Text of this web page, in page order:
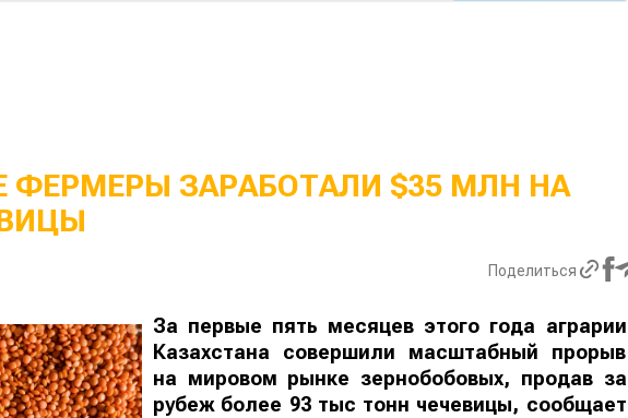
ФЕРМЕРЫ ЗАРАБОТАЛИ $35 МЛН НА
Поделиться
За первые пять месяцев этого года аграрии
Казахстана совершили масштабный прорыв
на мировом рынке зернобобовых, продав за
рубеж более 93 тыс тонн чечевицы, сообщает